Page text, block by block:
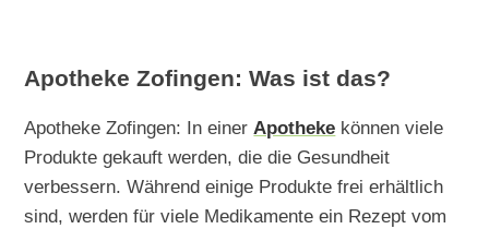
Apotheke Zofingen: Was ist das?
Apotheke Zofingen: In einer Apotheke können viele
Produkte gekauft werden, die die Gesundheit
verbessern. Während einige Produkte frei erhältlich
sind, werden für viele Medikamente ein Rezept vom